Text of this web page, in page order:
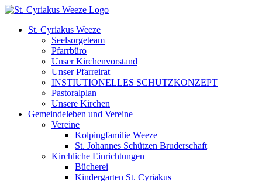
Zum
springenSt. Cyriakus Weeze
Seelsorgeteam
Pfarrbüro
Unser Kirchenvorstand
Unser Pfarreirat
INSTIUTIONELLES SCHUTZKONZEPT
Pastoralplan
Unsere Kirchen
Gemeindeleben und Vereine
Vereine
Kolpingfamilie Weeze
St. Johannes Schützen Bruderschaft
Kirchliche Einrichtungen
Bücherei
Kindergarten St. Cyriakus